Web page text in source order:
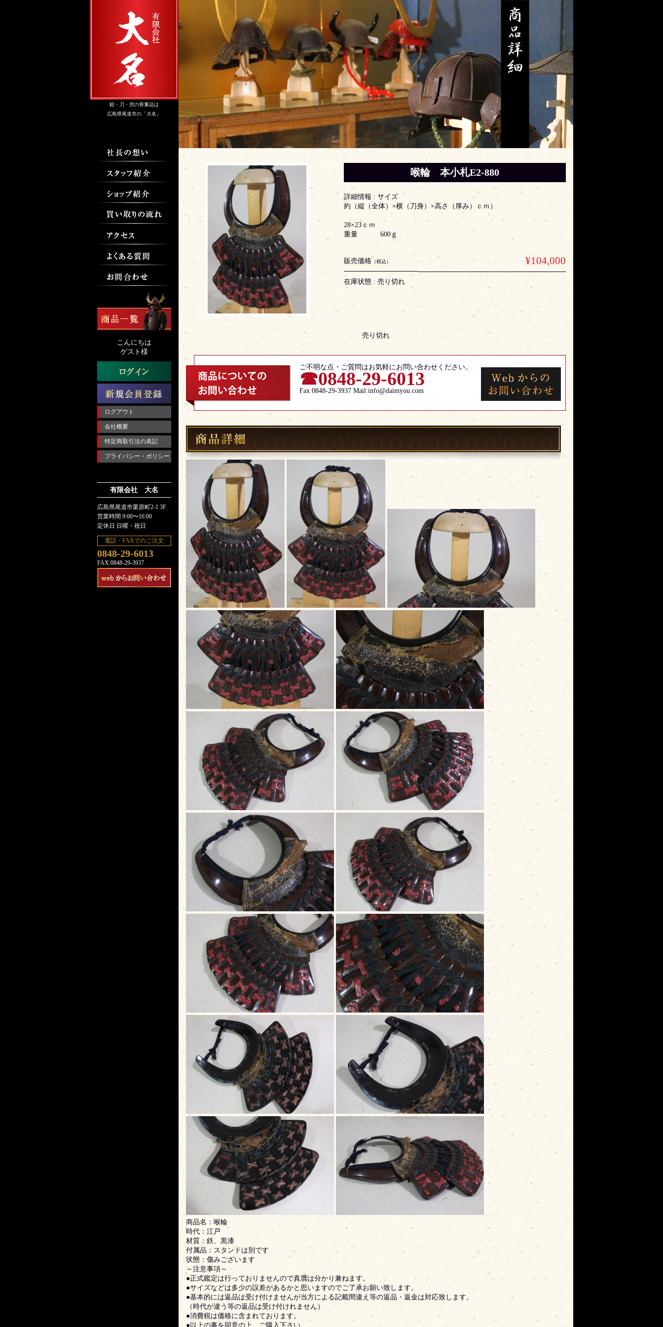
鎧・刀・兜の骨董品は
広島県尾道市の「大名」
こんにちは
ゲスト様
ログアウト
会社概要
特定商取引法の表記
プライバシー・ポリシー
有限会社 大名
広島県尾道市栗原町2-1 3F
営業時間 9:00〜16:00
定休日 日曜・祝日
電話・FAXでのご注文
0848-29-6013
FAX:0848-29-3937
喉輪 本小札E2-880
詳細情報 : サイズ
約（縦（全体）×横（刀身）×高さ（厚み）ｃｍ）
28×23ｃｍ
重量 600ｇ
販売価格 （税込） ¥104,000
在庫状態 : 売り切れ
売り切れ
ご不明な点・ご質問はお気軽にお問い合わせください。
☎0848-29-6013
Fax 0848-29-3937 Mail:info@daimyou.com
商品名：喉輪
時代：江戸
材質：鉄、黒漆
付属品：スタンドは別です
状態：傷みございます
～注意事項～
●正式鑑定は行っておりませんので真贋は分かり兼ねます。
●サイズなどは多少の誤差があるかと思いますのでご了承お願い致します。
●基本的には返品は受け付けませんが当方による記載間違え等の返品・返金は対応致します。
（時代が違う等の返品は受け付けれません）
●消費税は価格に含まれております。
●以上の事を同意の上、ご購入下さい